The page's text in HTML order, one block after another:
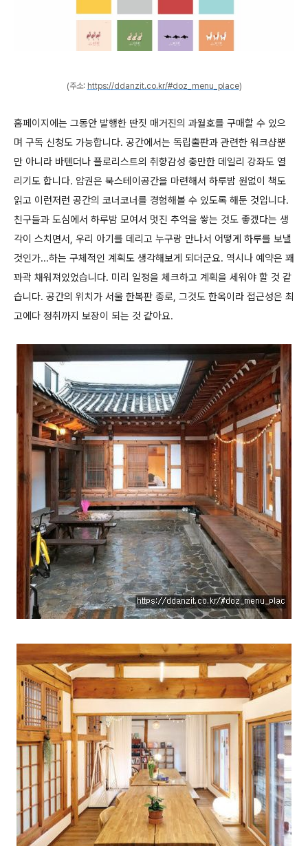
(주소: https://ddanzit.co.kr/#doz_menu_place)
홈페이지에는 그동안 발행한 딴짓 매거진의 과월호를 구매할 수 있으
며 구독 신청도 가능합니다. 공간에서는 독립출판과 관련한 워크샵뿐
만 아니라 바텐더나 플로리스트의 취향감성 충만한 데일리 강좌도 열
리기도 합니다. 압권은 북스테이공간을 마련해서 하루밤 원없이 책도
읽고 이런저런 공간의 코너코너를 경험해볼 수 있도록 해둔 것입니다.
친구들과 도심에서 하루밤 모여서 멋진 추억을 쌓는 것도 좋겠다는 생
각이 스치면서, 우리 아기를 데리고 누구랑 만나서 어떻게 하루를 보낼
것인가...하는 구체적인 계획도 생각해보게 되더군요. 역시나 예약은 꽤
꽈곽 채워져있었습니다. 미리 일정을 체크하고 계획을 세워야 할 것 같
습니다. 공간의 위치가 서울 한복판 종로, 그것도 한옥이라 접근성은 최
고에다 정취까지 보장이 되는 것 같아요.